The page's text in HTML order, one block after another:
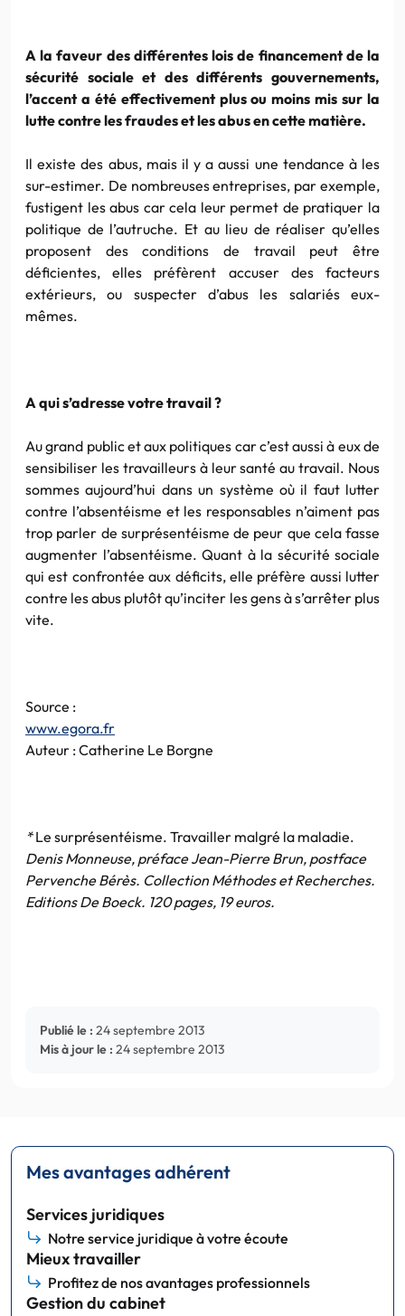
A la faveur des différentes lois de financement de la
sécurité sociale et des différents gouvernements,
l’accent a été effectivement plus ou moins mis sur la
lutte contre les fraudes et les abus en cette matière.
Il existe des abus, mais il y a aussi une tendance à les
sur-estimer. De nombreuses entreprises, par exemple,
fustigent les abus car cela leur permet de pratiquer la
politique de l’autruche. Et au lieu de réaliser qu’elles
proposent des conditions de travail peut être
déficientes, elles préfèrent accuser des facteurs
extérieurs, ou suspecter d’abus les salariés eux-
mêmes.
A qui s’adresse votre travail ?
Au grand public et aux politiques car c’est aussi à eux de
sensibiliser les travailleurs à leur santé au travail. Nous
sommes aujourd’hui dans un système où il faut lutter
contre l’absentéisme et les responsables n’aiment pas
trop parler de surprésentéisme de peur que cela fasse
augmenter l’absentéisme. Quant à la sécurité sociale
qui est confrontée aux déficits, elle préfère aussi lutter
contre les abus plutôt qu’inciter les gens à s’arrêter plus
vite.
Source :
www.egora.fr
Auteur : Catherine Le Borgne
*Le surprésentéisme. Travailler malgré la maladie.
Denis Monneuse, préface Jean-Pierre Brun, postface
Pervenche Bérès. Collection Méthodes et Recherches.
Editions De Boeck. 120 pages, 19 euros.
Publié le : 24 septembre 2013
Mis à jour le : 24 septembre 2013
Mes avantages adhérent
Services juridiques
Notre service juridique à votre écoute
Mieux travailler
Profitez de nos avantages professionnels
Gestion du cabinet